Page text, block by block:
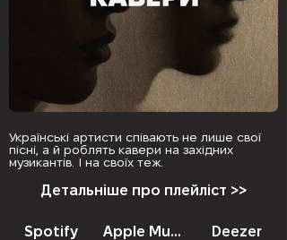
Українські артисти співають не лише свої
пісні, а й роблять кавери на західних
музикантів. І на своїх теж.
Детальніше про плейліст >>
Spotify Apple Music Deezer